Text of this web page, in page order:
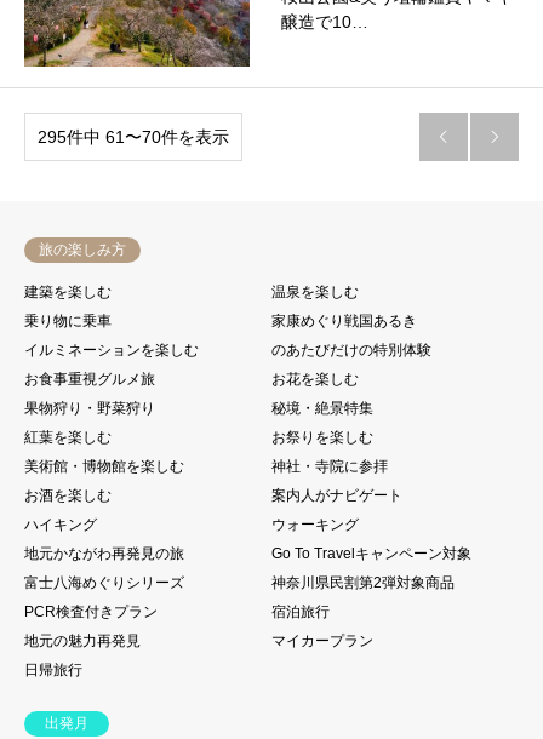
醸造で10…
295件中 61〜70件を表示  
旅の楽しみ方
建築を楽しむ
温泉を楽しむ
乗り物に乗車
家康めぐり戦国あるき
イルミネーションを楽しむ
のあたびだけの特別体験
お食事重視グルメ旅
お花を楽しむ
果物狩り・野菜狩り
秘境・絶景特集
紅葉を楽しむ
お祭りを楽しむ
美術館・博物館を楽しむ
神社・寺院に参拝
お酒を楽しむ
案内人がナビゲート
ハイキング
ウォーキング
地元かながわ再発見の旅
Go To Travelキャンペーン対象
富士八海めぐりシリーズ
神奈川県民割第2弾対象商品
PCR検査付きプラン
宿泊旅行
地元の魅力再発見
マイカープラン
日帰旅行
出発月